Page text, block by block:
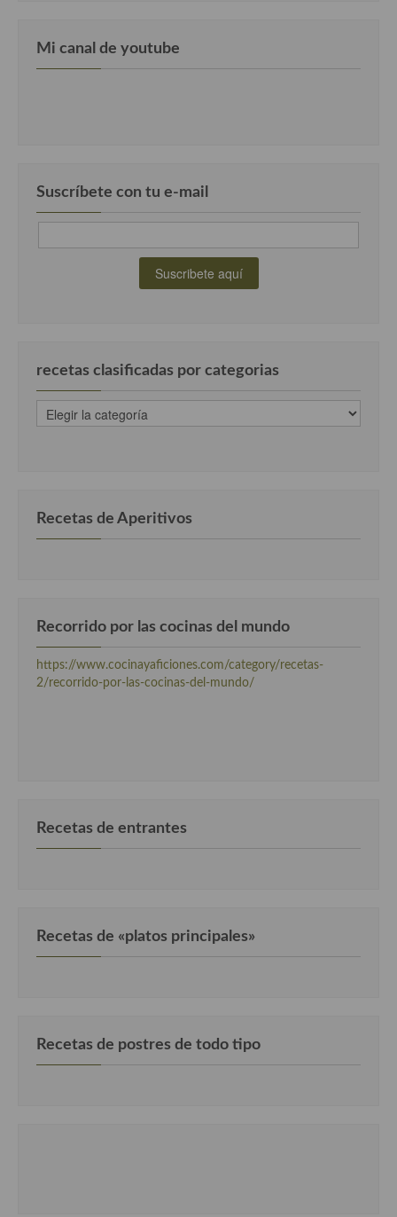
Mi canal de youtube
Suscríbete con tu e-mail
recetas clasificadas por categorias
recetas
clasificadas
Recetas de Aperitivos
Recorrido por las cocinas del mundo
https://www.cocinayaficiones.com/category/recetas-
2/recorrido-por-las-cocinas-del-mundo/
Recetas de entrantes
Recetas de «platos principales»
Recetas de postres de todo tipo